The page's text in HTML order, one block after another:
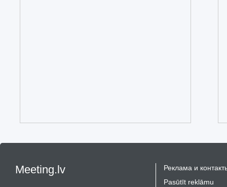
Meeting.lv
Реклама и
Pasūtīt reklāmu